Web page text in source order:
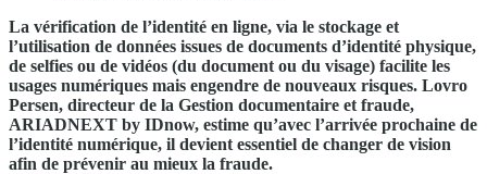
La vérification de l’identité en ligne, via le stockage et
l’utilisation de données issues de documents d’identité physique,
de selfies ou de vidéos (du document ou du visage) facilite les
usages numériques mais engendre de nouveaux risques. Lovro
Persen, directeur de la Gestion documentaire et fraude,
ARIADNEXT by IDnow, estime qu’avec l’arrivée prochaine de
l’identité numérique, il devient essentiel de changer de vision
afin de prévenir au mieux la fraude.